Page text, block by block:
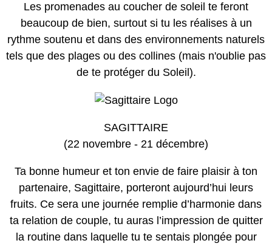
Les promenades au coucher de soleil te feront
beaucoup de bien, surtout si tu les réalises à un
rythme soutenu et dans des environnements naturels
tels que des plages ou des collines (mais n'oublie pas
de te protéger du Soleil).
SAGITTAIRE
(22 novembre - 21 décembre)
Ta bonne humeur et ton envie de faire plaisir à ton
partenaire, Sagittaire, porteront aujourd’hui leurs
fruits. Ce sera une journée remplie d’harmonie dans
ta relation de couple, tu auras l’impression de quitter
la routine dans laquelle tu te sentais plongée pour